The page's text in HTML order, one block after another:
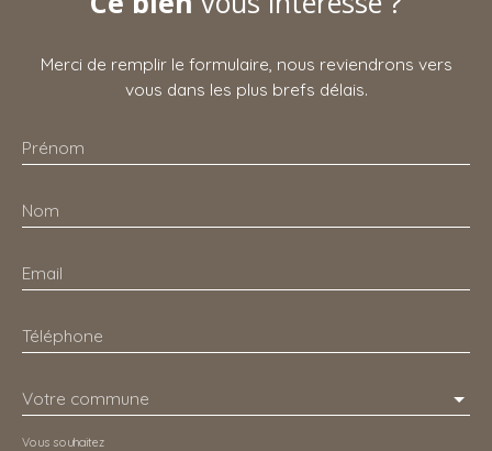
Merci de remplir le formulaire, nous reviendrons vers
vous dans les plus brefs délais.
Prénom
Nom
Email
Téléphone
Votre commune
Vous souhaitez